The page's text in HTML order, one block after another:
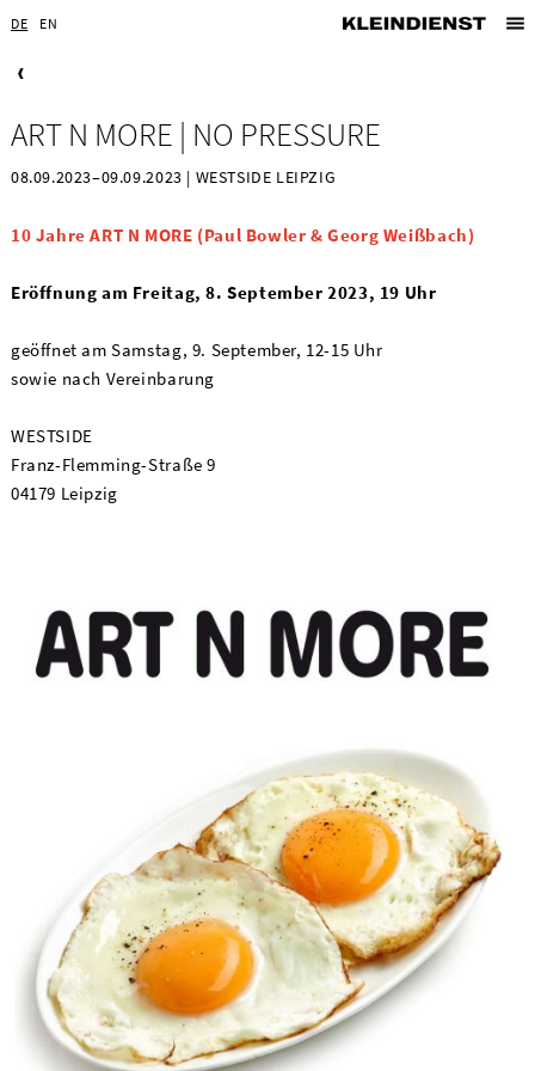
DE EN
ART N MORE | NO PRESSURE
08.09.2023–09.09.2023 | WESTSIDE LEIPZIG
10 Jahre ART N MORE (Paul Bowler & Georg Weißbach)
Eröffnung am Freitag, 8. September 2023, 19 Uhr
geöffnet am Samstag, 9. September, 12-15 Uhr
sowie nach Vereinbarung
WESTSIDE
Franz-Flemming-Straße 9
04179 Leipzig